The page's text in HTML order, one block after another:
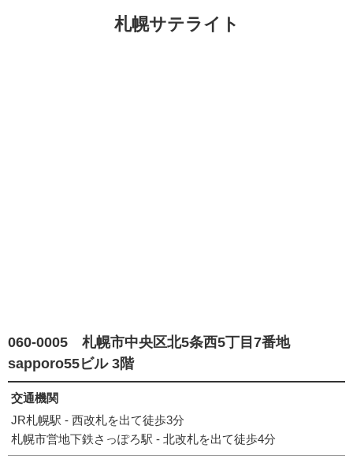
札幌サテライト
060-0005 札幌市中央区北5条西5丁目7番地
sapporo55ビル 3階
交通機関
JR札幌駅 - 西改札を出て徒歩3分
札幌市営地下鉄さっぽろ駅 - 北改札を出て徒歩4分